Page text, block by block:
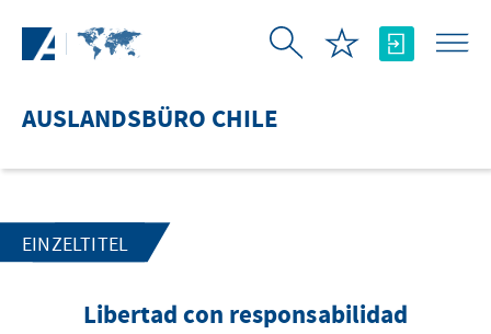
AUSLANDSBÜRO CHILE
EINZELTITEL
Libertad con responsabilidad